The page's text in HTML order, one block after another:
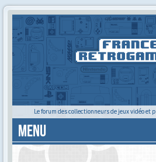
Le forum des collectionneurs de jeux vidéo et
MENU
Tu cherches quelqu'un ?